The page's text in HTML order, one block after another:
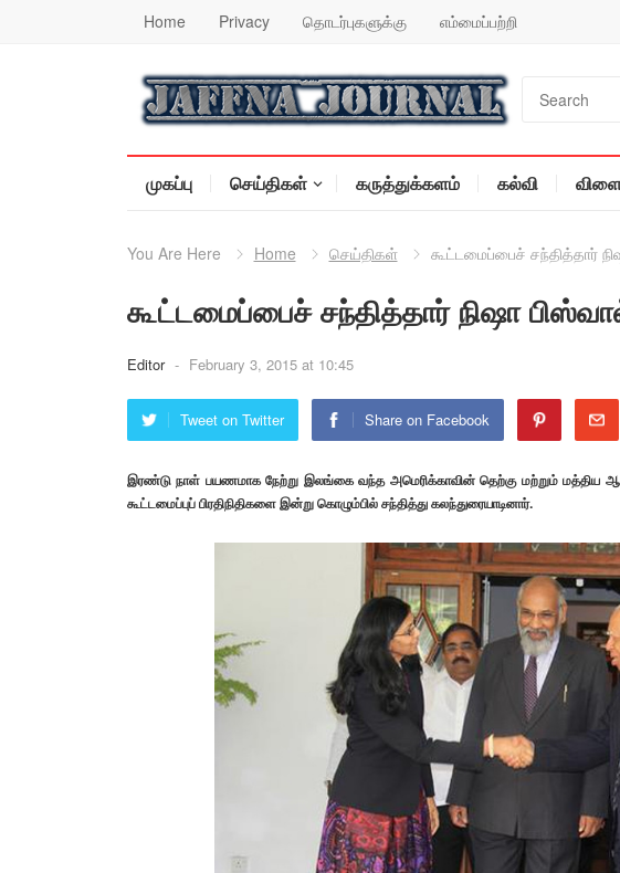
Home Privacy தொடர்புகளுக்கு எம்மைப்பற்றி
முகப்பு செய்திகள் கருத்துக்களம் கல்வி
You Are Here Home செய்திகள் கூட்டமைப்பைச் சந்தித்தார்
கூட்டமைப்பைச் சந்தித்தார் நிஷா
Editor - February 3, 2015 at 10:45
Tweet on Twitter Share on Facebook
இரண்டு நாள் பயணமாக நேற்று இலங்கை வந்த அமெரிக்காவின் தெற்கு மற்றும் மத்திய
கூட்டமைப்புப் பிரதிநிதிகளை இன்று கொழும்பில் சந்தித்து கலந்துரையாடினார்.